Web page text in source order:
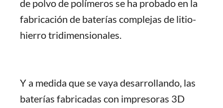
de polvo de polímeros se ha probado en la
fabricación de baterías complejas de litio-
hierro tridimensionales.
Y a medida que se vaya desarrollando, las
baterías fabricadas con impresoras 3D